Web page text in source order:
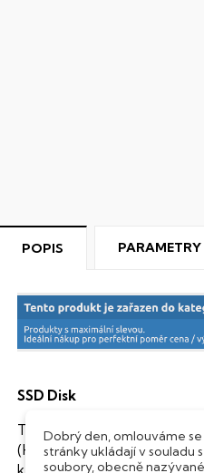
POPIS
SSD Disk
Tento notebook je vybaven
(Hard Disk Drive) disků
Dobrý den, omlouváme
stránky ukládají v souladu
soubory, obecně